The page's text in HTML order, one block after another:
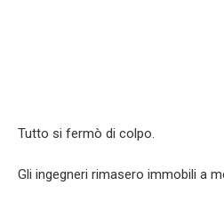
Tutto si fermò di colpo.
Gli ingegneri rimasero immobili a